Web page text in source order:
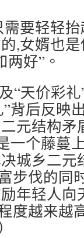
要轻轻
,女婿也
好”。
“天价彩
背后反映
元结构
一个藤蔓
城乡二元
步伐的同
年轻人向
度越来越